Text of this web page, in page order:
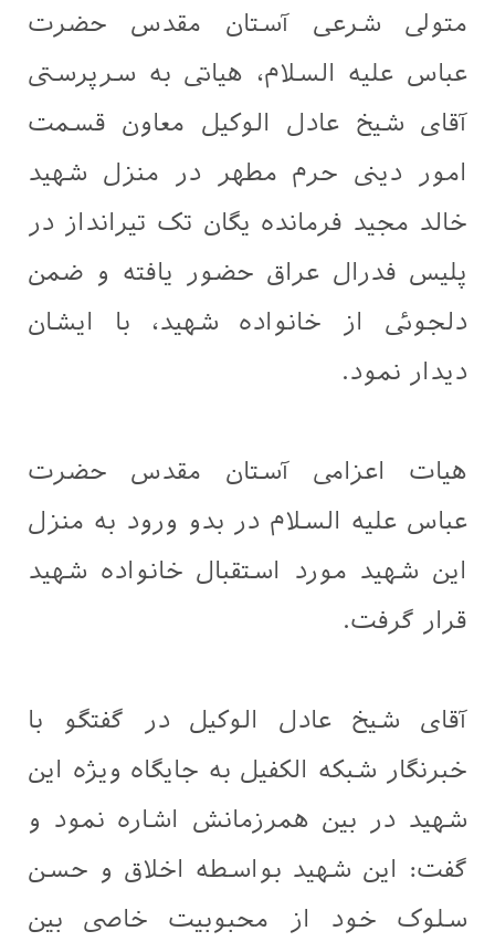
متولی شرعی آستان مقدس حضرت
عباس علیه السلام، هیاتی به سرپرستی
آقای شیخ عادل الوکیل معاون قسمت
امور دینی حرم مطهر در منزل شهید
خالد مجید فرمانده یگان تک تیرانداز در
پلیس فدرال عراق حضور یافته و ضمن
دلجوئی از خانواده شهید، با ایشان
دیدار نمود.
هیات اعزامی آستان مقدس حضرت
عباس علیه السلام در بدو ورود به منزل
این شهید مورد استقبال خانواده شهید
قرار گرفت.
آقای شیخ عادل الوکیل در گفتگو با
خبرنگار شبکه الکفیل به جایگاه ویژه این
شهید در بین همرزمانش اشاره نمود و
گفت: این شهید بواسطه اخلاق و حسن
سلوک خود از محبوبیت خاصی بین